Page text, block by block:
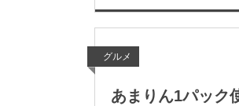
グルメ
あまりん1パッ